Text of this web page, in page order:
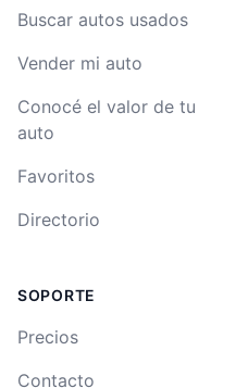
Buscar autos usados
Vender mi auto
Conocé el valor de tu
auto
Favoritos
Directorio
SOPORTE
Precios
Contacto